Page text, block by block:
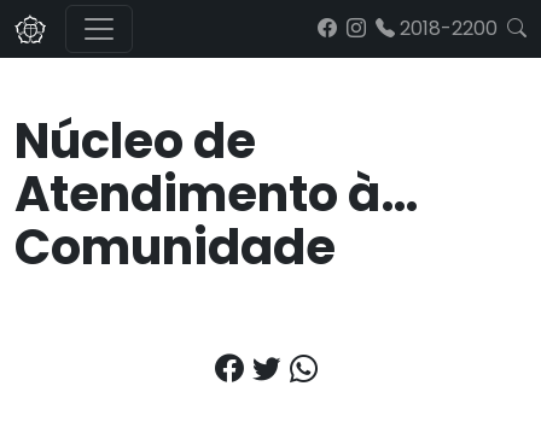
2018-2200
Núcleo de
Atendimento à
Comunidade